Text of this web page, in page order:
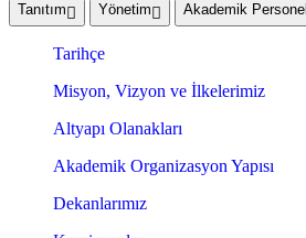
Tanıtım Yönetim Akademik Personel
Tarihçe
Misyon, Vizyon ve İlkelerimiz
Altyapı Olanakları
Akademik Organizasyon Yapısı
Dekanlarımız